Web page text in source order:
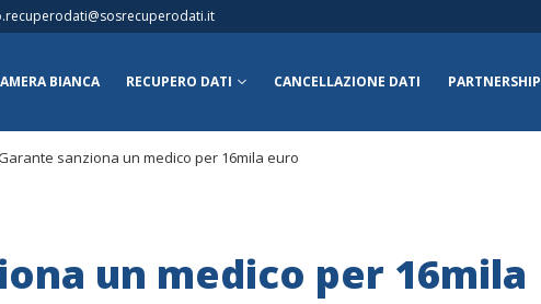
BIANCA RECUPERO DATI CANCELLAZIONE DATI PARTNERSHIP
sanziona un medico per 16mila euro
un medico per 16mila